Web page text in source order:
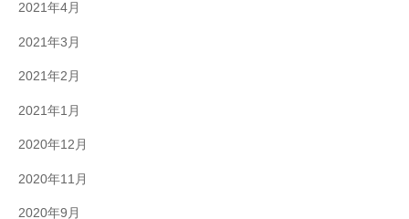
2021年4月
2021年3月
2021年2月
2021年1月
2020年12月
2020年11月
2020年9月